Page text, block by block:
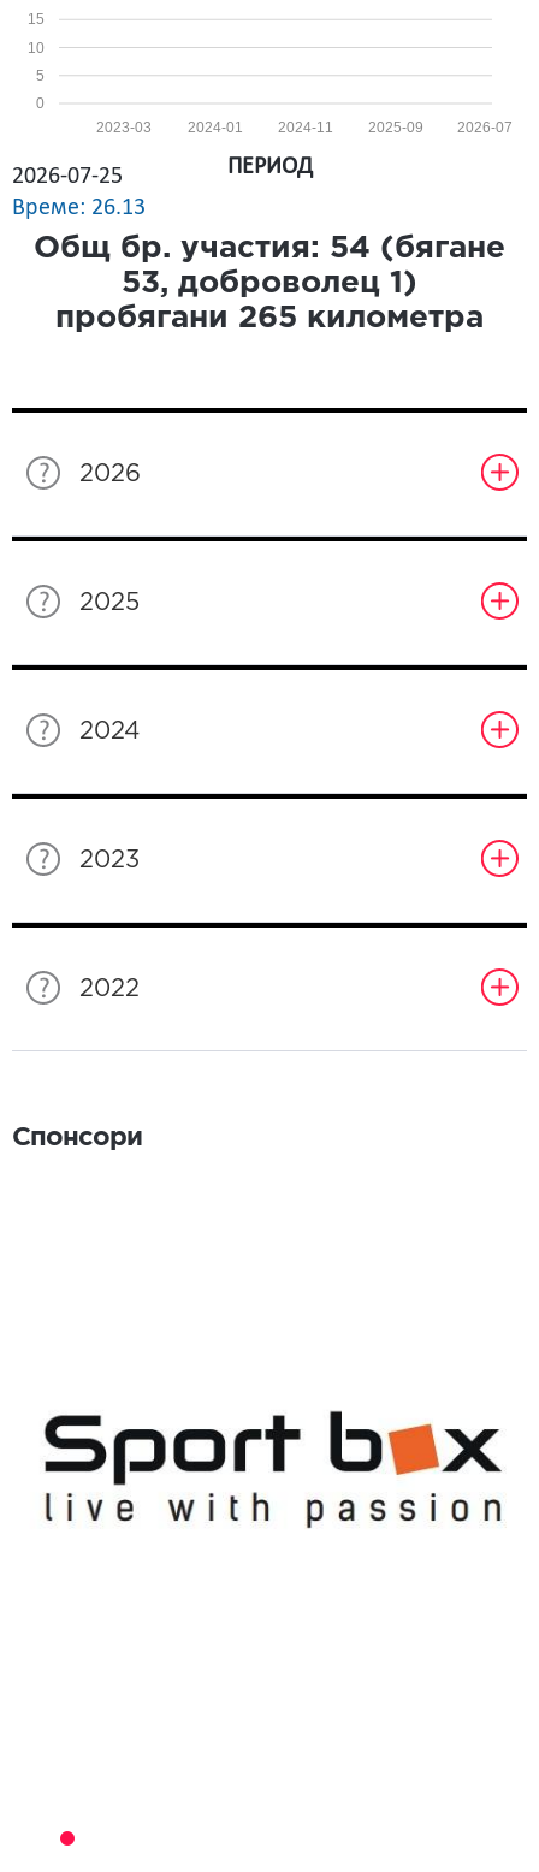
0
5
10
15
2026-07
2025-09
2024-11
2024-01
2023-03
2026-07-25
Време: 26.13
ПЕРИОД
Общ бр. участия: 54 (бягане
53, доброволец 1 )
пробягани 265 километра
2026
2025
2024
2023
2022
Спонсори